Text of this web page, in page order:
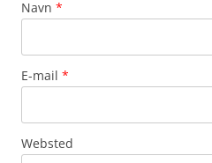
Navn *
E-mail *
Websted